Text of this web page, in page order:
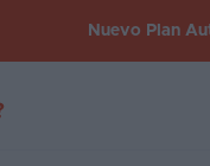
Nuevo Plan